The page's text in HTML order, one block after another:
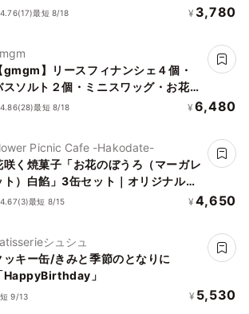
・お花のマグネット）
4.76(17)最短 8/18 ¥ 3,780
gmgm】リースフィナンシェ４個・
スソルト２個・ミニスワッグ・お花の
ルクマグネットのセット
4.86(28)最短 8/18 ¥ 6,480
Picnic Cafe -Hakodate-
咲く焼菓子「お花のぼうろ（マーガレ
ト）白餡」3缶セット｜オリジナル紙
を3枚
4.67(3)最短 8/15 ¥ 4,650
シュシュ
ッキー缶/きみと季節のとなりに
HappyBirthday」
9/13 ¥ 5,530